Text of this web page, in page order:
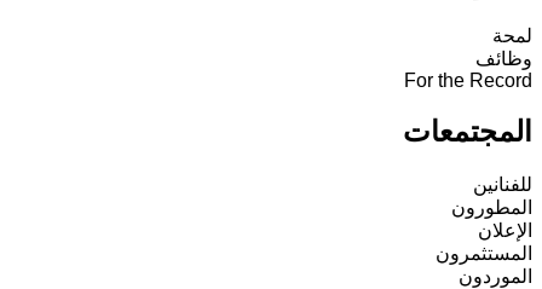
لمحة
وظائف
For the Record
المجتمعات
للفنانين
المطورون
الإعلان
المستثمرون
الموردون